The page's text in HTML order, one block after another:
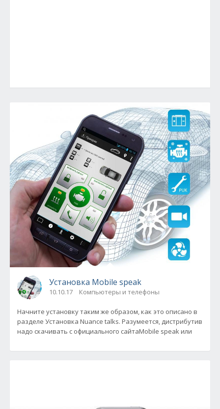
Установка Mobile speak
10.10.17 Компьютеры и телефоны
Начните установку таким же образом, как это описано в
разделе Установка Nuance talks. Разумеется, дистрибутив
надо скачивать с официального сайтаMobile speak или